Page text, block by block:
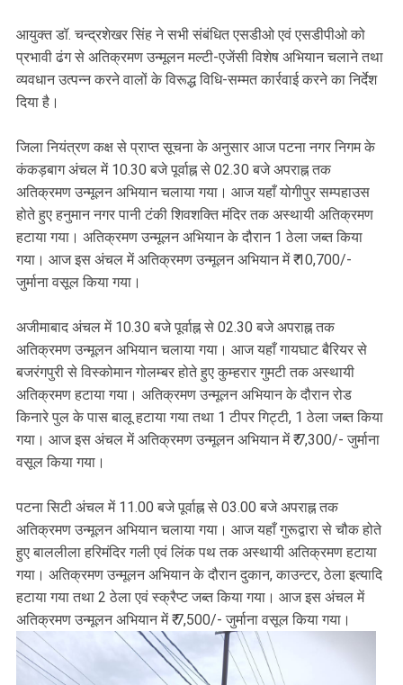
आयुक्त डॉ. चन्द्रशेखर सिंह ने सभी संबंधित एसडीओ एवं एसडीपीओ को
प्रभावी ढंग से अतिक्रमण उन्मूलन मल्टी-एजेंसी विशेष अभियान चलाने तथा
व्यवधान उत्पन्न करने वालों के विरूद्ध विधि-सम्मत कार्रवाई करने का निर्देश
दिया है।
जिला नियंत्रण कक्ष से प्राप्त सूचना के अनुसार आज पटना नगर निगम के
कंकड़बाग अंचल में 10.30 बजे पूर्वाह्न से 02.30 बजे अपराह्न तक
अतिक्रमण उन्मूलन अभियान चलाया गया। आज यहाँ योगीपुर सम्पहाउस
होते हुए हनुमान नगर पानी टंकी शिवशक्ति मंदिर तक अस्थायी अतिक्रमण
हटाया गया। अतिक्रमण उन्मूलन अभियान के दौरान 1 ठेला जब्त किया
गया। आज इस अंचल में अतिक्रमण उन्मूलन अभियान में ₹ 10,700/-
जुर्माना वसूल किया गया।
अजीमाबाद अंचल में 10.30 बजे पूर्वाह्न से 02.30 बजे अपराह्न तक
अतिक्रमण उन्मूलन अभियान चलाया गया। आज यहाँ गायघाट बैरियर से
बजरंगपुरी से विस्कोमान गोलम्बर होते हुए कुम्हरार गुमटी तक अस्थायी
अतिक्रमण हटाया गया। अतिक्रमण उन्मूलन अभियान के दौरान रोड
किनारे पुल के पास बालू हटाया गया तथा 1 टीपर गिट्टी, 1 ठेला जब्त किया
गया। आज इस अंचल में अतिक्रमण उन्मूलन अभियान में ₹ 7,300/- जुर्माना
वसूल किया गया।
पटना सिटी अंचल में 11.00 बजे पूर्वाह्न से 03.00 बजे अपराह्न तक
अतिक्रमण उन्मूलन अभियान चलाया गया। आज यहाँ गुरूद्वारा से चौक होते
हुए बाललीला हरिमंदिर गली एवं लिंक पथ तक अस्थायी अतिक्रमण हटाया
गया। अतिक्रमण उन्मूलन अभियान के दौरान दुकान, काउन्टर, ठेला इत्यादि
हटाया गया तथा 2 ठेला एवं स्क्रैप्ट जब्त किया गया। आज इस अंचल में
अतिक्रमण उन्मूलन अभियान में ₹ 7,500/- जुर्माना वसूल किया गया।